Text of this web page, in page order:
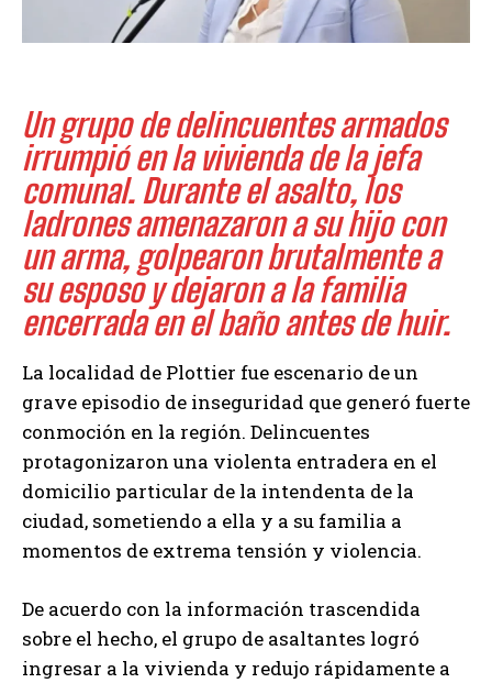
Un grupo de delincuentes armados
irrumpió en la vivienda de la jefa
comunal. Durante el asalto, los
ladrones amenazaron a su hijo con
un arma, golpearon brutalmente a
su esposo y dejaron a la familia
encerrada en el baño antes de huir.
La localidad de Plottier fue escenario de un
grave episodio de inseguridad que generó fuerte
conmoción en la región. Delincuentes
protagonizaron una violenta entradera en el
domicilio particular de la intendenta de la
ciudad, sometiendo a ella y a su familia a
momentos de extrema tensión y violencia.
De acuerdo con la información trascendida
sobre el hecho, el grupo de asaltantes logró
ingresar a la vivienda y redujo rápidamente a